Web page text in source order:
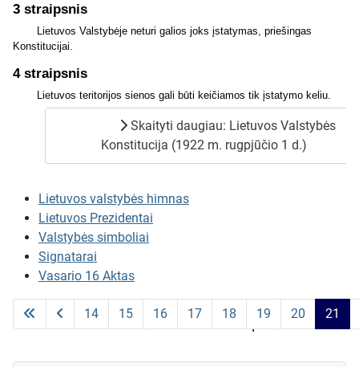
3 straipsnis
Lietuvos Valstybėje neturi galios joks įstatymas, priešingas
Konstitucijai.
4 straipsnis
Lietuvos teritorijos sienos gali būti keičiamos tik įstatymo keliu.
Skaityti daugiau: Lietuvos Valstybės
Konstitucija (1922 m. rugpjūčio 1 d.)
Lietuvos valstybės himnas
Lietuvos Prezidentai
Valstybės simboliai
Signatarai
Vasario 16 Aktas
Puslapis 21 iš 23
14 15 16 17 18 19 20 21